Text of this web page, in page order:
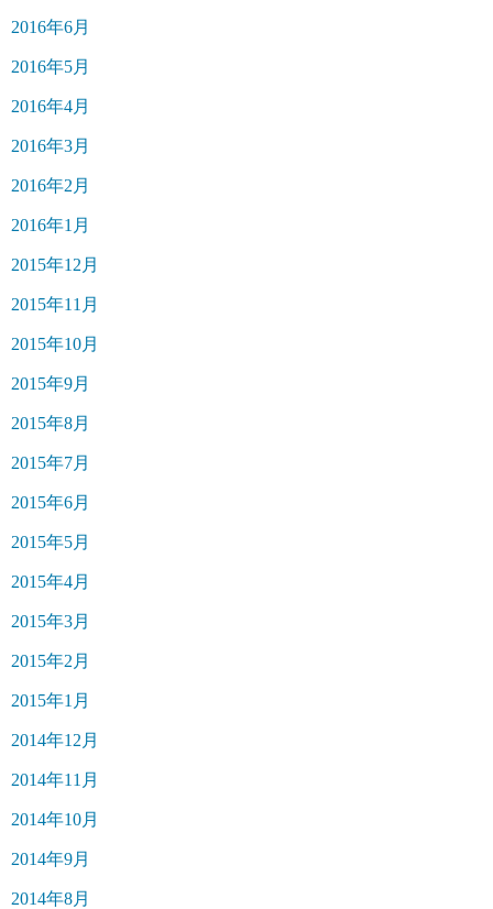
2016年6月
2016年5月
2016年4月
2016年3月
2016年2月
2016年1月
2015年12月
2015年11月
2015年10月
2015年9月
2015年8月
2015年7月
2015年6月
2015年5月
2015年4月
2015年3月
2015年2月
2015年1月
2014年12月
2014年11月
2014年10月
2014年9月
2014年8月